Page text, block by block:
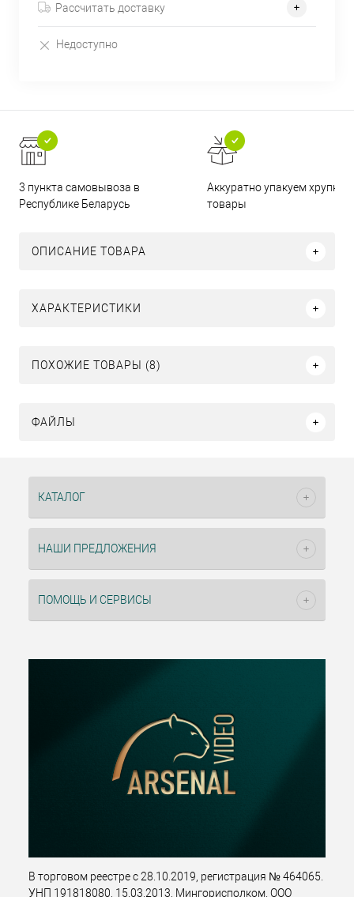
Рассчитать доставку
Недоступно
3 пункта самовывоза в
Республике Беларусь
Аккуратно упакуем хрупкие
товары
ОПИСАНИЕ ТОВАРА
ХАРАКТЕРИСТИКИ
ПОХОЖИЕ ТОВАРЫ (8)
ФАЙЛЫ
КАТАЛОГ
НАШИ ПРЕДЛОЖЕНИЯ
ПОМОЩЬ И СЕРВИСЫ
В торговом реестре с 28.10.2019, регистрация № 464065.
УНП 191818080, 15.03.2013, Мингорисполком. ООО